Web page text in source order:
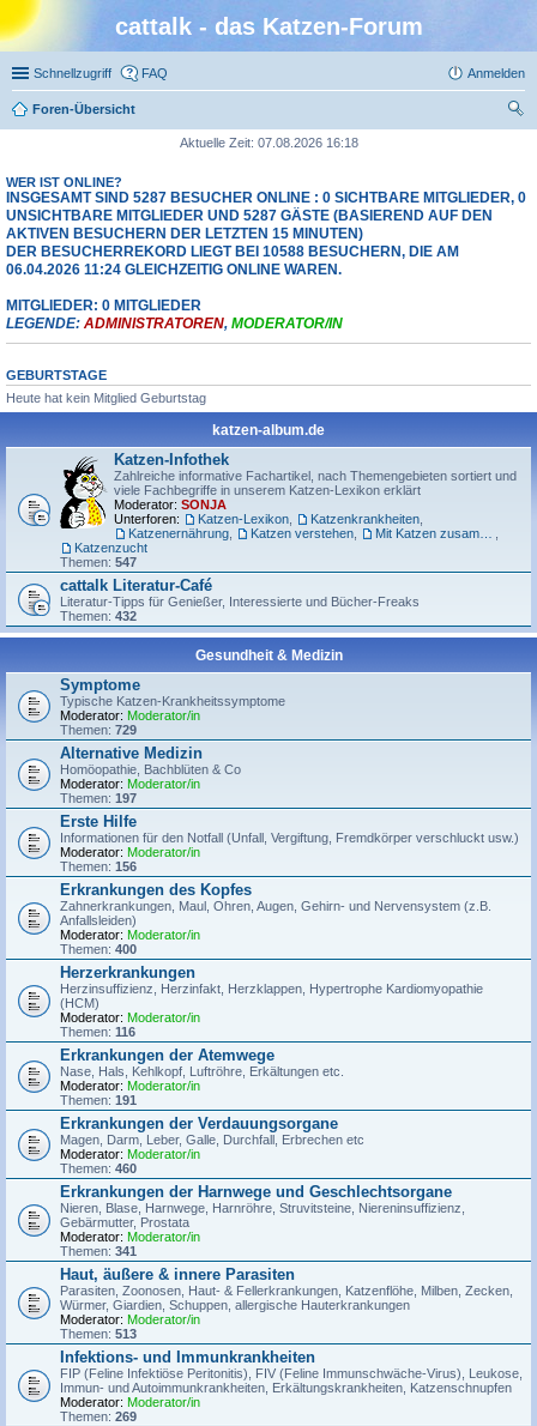
cattalk - das Katzen-Forum
Schnellzugriff FAQ Anmelden
Foren-Übersicht
Aktuelle Zeit: 07.08.2026 16:18
WER IST ONLINE?
INSGESAMT SIND 5287 BESUCHER ONLINE : 0 SICHTBARE MITGLIEDER, 0
UNSICHTBARE MITGLIEDER UND 5287 GÄSTE (BASIEREND AUF DEN
AKTIVEN BESUCHERN DER LETZTEN 15 MINUTEN)
DER BESUCHERREKORD LIEGT BEI 10588 BESUCHERN, DIE AM
06.04.2026 11:24 GLEICHZEITIG ONLINE WAREN.
MITGLIEDER: 0 MITGLIEDER
LEGENDE: ADMINISTRATOREN, MODERATOR/IN
GEBURTSTAGE
Heute hat kein Mitglied Geburtstag
katzen-album.de
Katzen-Infothek
Zahlreiche informative Fachartikel, nach Themengebieten sortiert und
viele Fachbegriffe in unserem Katzen-Lexikon erklärt
Moderator: SONJA
Unterforen:
Katzen-Lexikon Katzenkrankheiten
Katzenernährung
Katzen verstehen
Katzenzucht
Themen: 547
cattalk Literatur-Café
Literatur-Tipps für Genießer, Interessierte und Bücher-Freaks
Themen: 432
Gesundheit & Medizin
Symptome
Typische Katzen-Krankheitssymptome
Moderator: Moderator/in
Themen: 729
Alternative Medizin
Homöopathie, Bachblüten & Co
Moderator: Moderator/in
Themen: 197
Erste Hilfe
Informationen für den Notfall (Unfall, Vergiftung, Fremdkörper verschluckt usw.)
Moderator: Moderator/in
Themen: 156
Erkrankungen des Kopfes
Zahnerkrankungen, Maul, Ohren, Augen, Gehirn- und Nervensystem (z.B.
Anfallsleiden)
Moderator: Moderator/in
Themen: 400
Herzerkrankungen
Herzinsuffizienz, Herzinfakt, Herzklappen, Hypertrophe Kardiomyopathie
(HCM)
Moderator: Moderator/in
Themen: 116
Erkrankungen der Atemwege
Nase, Hals, Kehlkopf, Luftröhre, Erkältungen etc.
Moderator: Moderator/in
Themen: 191
Erkrankungen der Verdauungsorgane
Magen, Darm, Leber, Galle, Durchfall, Erbrechen etc
Moderator: Moderator/in
Themen: 460
Erkrankungen der Harnwege und Geschlechtsorgane
Nieren, Blase, Harnwege, Harnröhre, Struvitsteine, Niereninsuffizienz,
Gebärmutter, Prostata
Moderator: Moderator/in
Themen: 341
Haut, äußere & innere Parasiten
Parasiten, Zoonosen, Haut- & Fellerkrankungen, Katzenflöhe, Milben, Zecken,
Würmer, Giardien, Schuppen, allergische Hauterkrankungen
Moderator: Moderator/in
Themen: 513
Infektions- und Immunkrankheiten
FIP (Feline Infektiöse Peritonitis), FIV (Feline Immunschwäche-Virus), Leukose,
Immun- und Autoimmunkrankheiten, Erkältungskrankheiten, Katzenschnupfen
Moderator: Moderator/in
Themen: 269